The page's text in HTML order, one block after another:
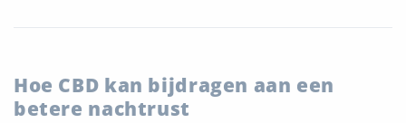
Hoe CBD kan bijdragen aan een
betere nachtrust